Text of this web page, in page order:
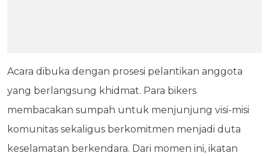
Acara dibuka dengan prosesi pelantikan anggota
yang berlangsung khidmat. Para bikers
membacakan sumpah untuk menjunjung visi-misi
komunitas sekaligus berkomitmen menjadi duta
keselamatan berkendara. Dari momen ini, ikatan